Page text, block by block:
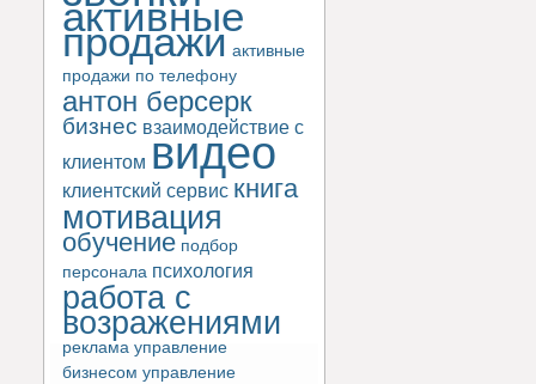
активные
продажи активные
продажи по телефону
антон берсерк
бизнес взаимодействие с
клиентом видео
клиентский сервис книга
мотивация
обучение подбор
персонала психология
работа с
возражениями
реклама управление
бизнесом управление